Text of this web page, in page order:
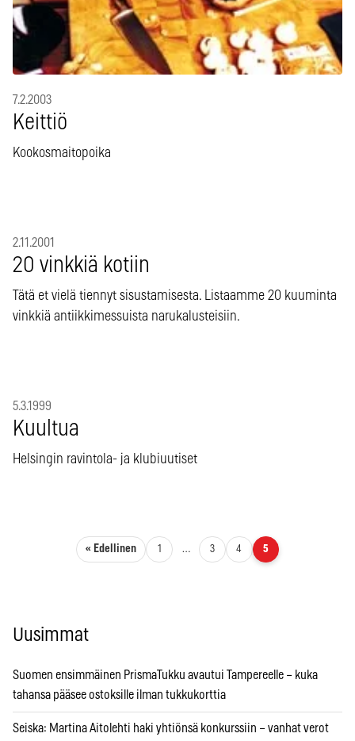
7.2.2003
Keittiö
Kookosmaitopoika
2.11.2001
20 vinkkiä kotiin
Tätä et vielä tiennyt sisustamisesta. Listaamme 20 kuuminta
vinkkiä antiikkimessuista narukalusteisiin.
5.3.1999
Kuultua
Helsingin ravintola- ja klubiuutiset
Artikkelien sivutus
« Edellinen 1 … 3 4 5
Uusimmat
Suomen ensimmäinen PrismaTukku avautui Tampereelle – kuka
tahansa pääsee ostoksille ilman tukkukorttia
Seiska: Martina Aitolehti haki yhtiönsä konkurssiin – vanhat verot